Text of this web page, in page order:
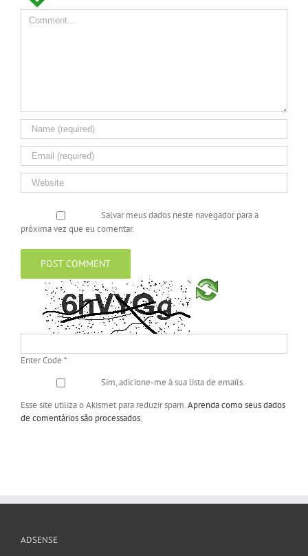
Salvar meus dados neste navegador para a
próxima vez que eu comentar.
Enter Code *
Sim, adicione-me à sua lista de emails.
Esse site utiliza o Akismet para reduzir spam.Aprenda como seus dados
de comentários são processados.
ADSENSE